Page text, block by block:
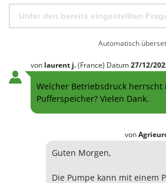
Automatisch
von laurent j.(France) Datum27/12/
Welcher Betriebsdruck herrscht
Pufferspeicher? Vielen Dank.
von
Guten Morgen,
Die Pumpe kann mit einem